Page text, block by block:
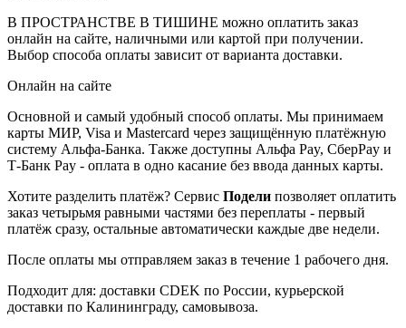
В ПРОСТРАНСТВЕ В ТИШИНЕ можно оплатить заказ
онлайн на сайте, наличными или картой при получении.
Выбор способа оплаты зависит от варианта доставки.
Онлайн на сайте
Основной и самый удобный способ оплаты. Мы принимаем
карты МИР, Visa и Mastercard через защищённую платёжную
систему Альфа-Банка. Также доступны Альфа Pay, СберPay и
Т-Банк Pay - оплата в одно касание без ввода данных карты.
Хотите разделить платёж? Сервис Подели позволяет оплатить
заказ четырьмя равными частями без переплаты - первый
платёж сразу, остальные автоматически каждые две недели.
После оплаты мы отправляем заказ в течение 1 рабочего дня.
Подходит для: доставки CDEK по России, курьерской
доставки по Калининграду, самовывоза.